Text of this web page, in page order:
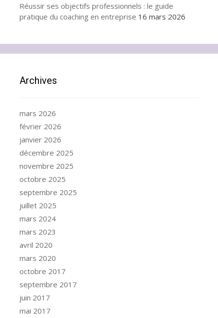
Réussir ses objectifs professionnels : le guide
pratique du coaching en entreprise 16 mars 2026
Archives
mars 2026
février 2026
janvier 2026
décembre 2025
novembre 2025
octobre 2025
septembre 2025
juillet 2025
mars 2024
mars 2023
avril 2020
mars 2020
octobre 2017
septembre 2017
juin 2017
mai 2017